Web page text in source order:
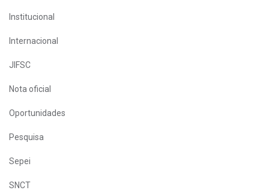
Institucional
Internacional
JIFSC
Nota oficial
Oportunidades
Pesquisa
Sepei
SNCT